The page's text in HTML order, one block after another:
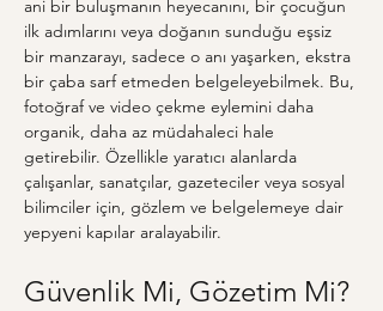
ani bir buluşmanın heyecanını, bir çocuğun
ilk adımlarını veya doğanın sunduğu eşsiz
bir manzarayı, sadece o anı yaşarken, ekstra
bir çaba sarf etmeden belgeleyebilmek. Bu,
fotoğraf ve video çekme eylemini daha
organik, daha az müdahaleci hale
getirebilir. Özellikle yaratıcı alanlarda
çalışanlar, sanatçılar, gazeteciler veya sosyal
bilimciler için, gözlem ve belgelemeye dair
yepyeni kapılar aralayabilir.
Güvenlik Mi, Gözetim Mi?